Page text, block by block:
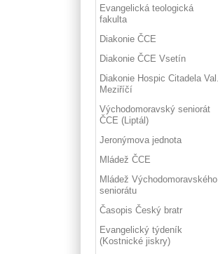
Evangelická teologická
fakulta
Diakonie ČCE
Diakonie ČCE Vsetín
Diakonie Hospic Citadela Val.
Meziříčí
Východomoravský seniorát
ČCE (Liptál)
Jeronýmova jednota
Mládež ČCE
Mládež Východomoravského
seniorátu
Časopis Český bratr
Evangelický týdeník
(Kostnické jiskry)